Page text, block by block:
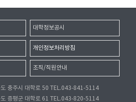
대학정보공시
개인정보처리방침
조직/직원안내
충주시 대학로 50 TEL.043-841-5114
증평군 대학로 61 TEL.043-820-5114